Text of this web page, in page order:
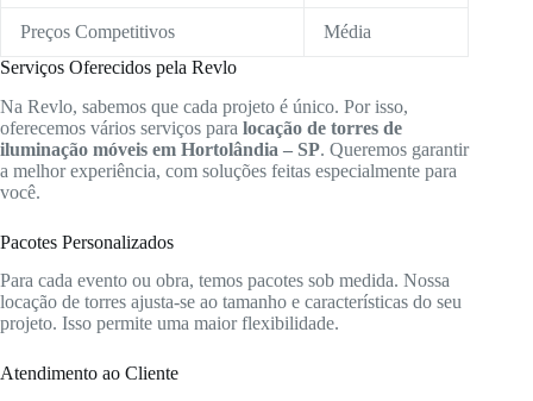
Preços Competitivos
Média
Serviços Oferecidos pela Revlo
Na Revlo, sabemos que cada projeto é único. Por isso,
oferecemos vários serviços para locação de torres de
iluminação móveis em Hortolândia – SP. Queremos garantir
a melhor experiência, com soluções feitas especialmente para
você.
Pacotes Personalizados
Para cada evento ou obra, temos pacotes sob medida. Nossa
locação de torres ajusta-se ao tamanho e características do seu
projeto. Isso permite uma maior flexibilidade.
Atendimento ao Cliente